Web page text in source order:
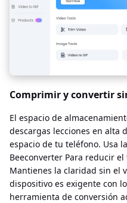
Comprimir y convertir
El espacio de
descargas lecciones en alta
espacio de tu teléfono. Usa
Beeconverter Para reducir
Mantienes la claridad sin el
dispositivo es exigente con
herramienta de conversión